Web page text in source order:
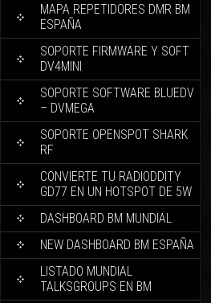
MAPA REPETIDORES DMR BM
ESPAÑA
SOPORTE FIRMWARE Y SOFT
DV4MINI
SOPORTE SOFTWARE BLUEDV
– DVMEGA
SOPORTE OPENSPOT SHARK
RF
CONVIERTE TU RADIODDITY
GD77 EN UN HOTSPOT DE 5W
DASHBOARD BM MUNDIAL
NEW DASHBOARD BM ESPAÑA
LISTADO MUNDIAL
TALKSGROUPS EN BM